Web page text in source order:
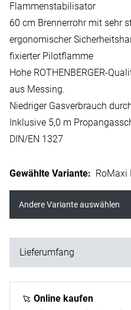
Flammenstabilisator
60 cm Brennerrohr mit sehr
ergonomischer
fixierter Pilotflamme
Hohe ROTHENBERGER-
aus Messing.
Niedriger Gasverbrauch
Inklusive 5,0 m
DIN/EN 1327
Gewählte Variante: RoMaxi
Andere Variante auswählen
Lieferumfang
1x Hochleistungsbrenner
(inkl. Flammenstabilisator,
Online kaufen